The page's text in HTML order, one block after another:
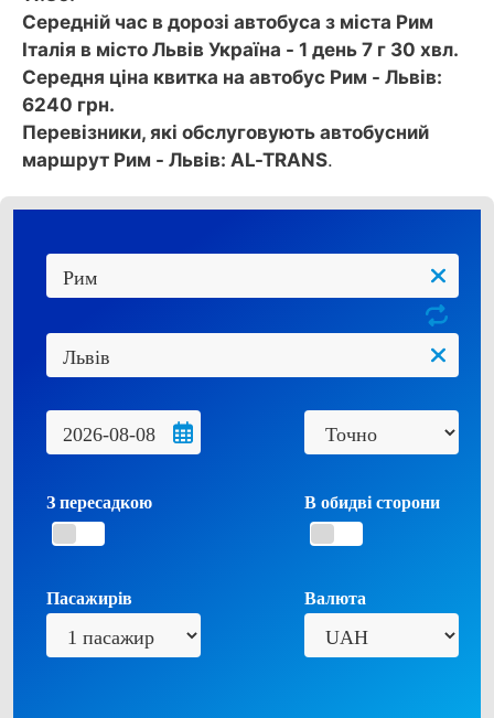
Середній час в дорозі автобуса з міста Рим
Італія в місто Львів Україна - 1 день 7 г 30 хвл.
Середня ціна квитка на автобус Рим - Львів:
6240 грн.
Перевізники, які обслуговують автобусний
маршрут Рим - Львів: AL-TRANS.
З пересадкою В обидві сторони
Пасажирів Валюта